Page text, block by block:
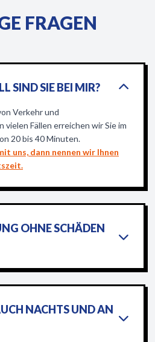
FRAGEN
SIND SIE BEI MIR?
Verkehr und
vielen Fällen erreichen wir Sie im
20 bis 40 Minuten.
uns, dann nennen wir Ihnen
OHNE SCHÄDEN
NACHTS UND AN